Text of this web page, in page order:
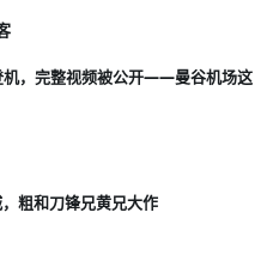
机，完整视频被公开——曼谷机场这
粗和刀锋兄黄兄大作